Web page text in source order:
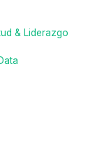
& Liderazgo